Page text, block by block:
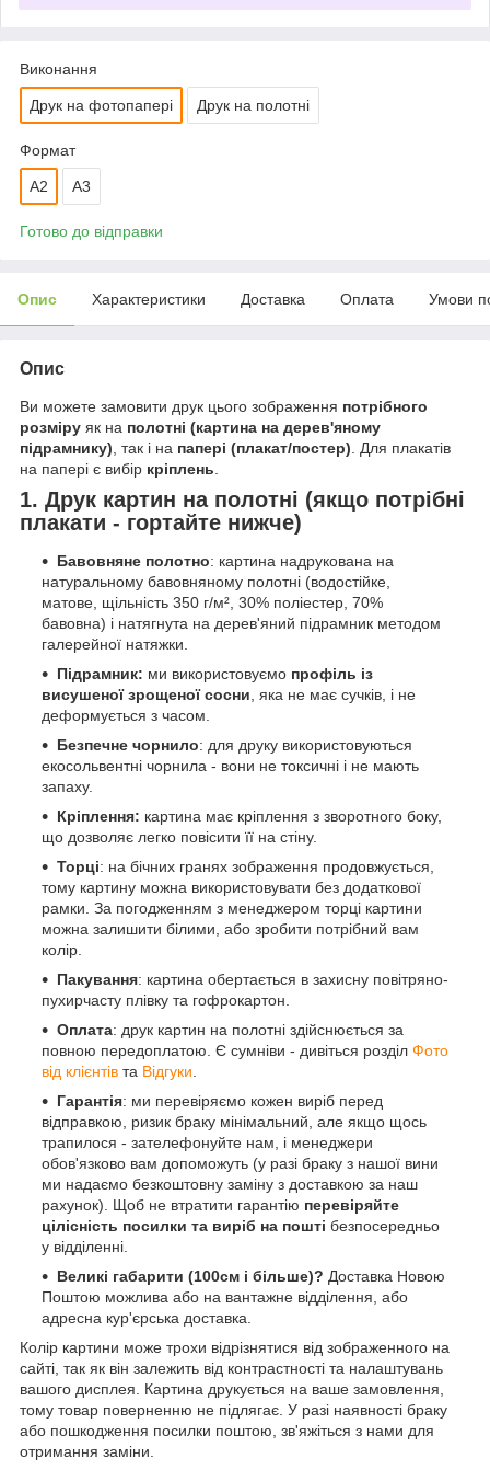
Виконання
Друк на фотопапері Друк на полотні
Формат
A2 A3
Готово до відправки
Опис Характеристики Доставка Оплата Умови
Опис
Ви можете замовити друк цього зображення потрібного
розміру як на полотні (картина на дерев'яному
підрамнику) , так і на папері (плакат/постер) . Для плакатів
на папері є вибір кріплень
1. Друк картин на полотні (якщо потрібні
плакати - гортайте нижче)
Бавовняне полотно: картина надрукована на
натуральному бавовняному полотні (водостійке,
матове, щільність 350 г/м², 30% поліестер, 70%
бавовна) і натягнута на дерев'яний підрамник методом
галерейної натяжки.
Підрамник: ми використовуємо профіль із
висушеної зрощеної сосни, яка не має сучків, і не
деформується з часом.
Безпечне чорнило: для друку використовуються
екосольвентні чорнила - вони не токсичні і не мають
запаху.
Кріплення: картина має кріплення з зворотного боку,
що дозволяє легко повісити її на стіну.
Торці: на бічних гранях зображення продовжується,
тому картину можна використовувати без додаткової
рамки. За погодженням з менеджером торці картини
можна залишити білими, або зробити потрібний вам
колір.
Пакування: картина обертається в захисну повітряно-
пухирчасту плівку та гофрокартон.
Оплата: друк картин на полотні здійснюється за
повною передоплатою. Є сумніви - дивіться розділ Фото
від клієнтів та Відгуки.
Гарантія: ми перевіряємо кожен виріб перед
відправкою, ризик браку мінімальний, але якщо щось
трапилося - зателефонуйте нам, і менеджери
обов'язково вам допоможуть (у разі браку з нашої вини
ми надаємо безкоштовну заміну з доставкою за наш
рахунок). Щоб не втратити гарантію перевіряйте
цілісність посилки та виріб на пошті безпосередньо
у відділенні.
Великі габарити (100см і більше)? Доставка Новою
Поштою можлива або на вантажне відділення, або
адресна кур'єрська доставка.
Колір картини може трохи відрізнятися від зображенного на
сайті, так як він залежить від контрастності та налаштувань
вашого дисплея. Картина друкується на ваше замовлення,
тому товар поверненню не підлягає. У разі наявності браку
або пошкодження посилки поштою, зв'яжіться з нами для
отримання заміни.